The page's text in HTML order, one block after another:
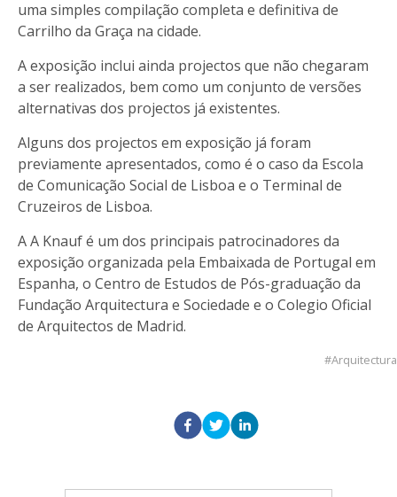
uma simples compilação completa e definitiva de
Carrilho da Graça na cidade.
A exposição inclui ainda projectos que não chegaram
a ser realizados, bem como um conjunto de versões
alternativas dos projectos já existentes.
Alguns dos projectos em exposição já foram
previamente apresentados, como é o caso da Escola
de Comunicação Social de Lisboa e o Terminal de
Cruzeiros de Lisboa.
A A Knauf é um dos principais patrocinadores da
exposição organizada pela Embaixada de Portugal em
Espanha, o Centro de Estudos de Pós-graduação da
Fundação Arquitectura e Sociedade e o Colegio Oficial
de Arquitectos de Madrid.
Arquitectura